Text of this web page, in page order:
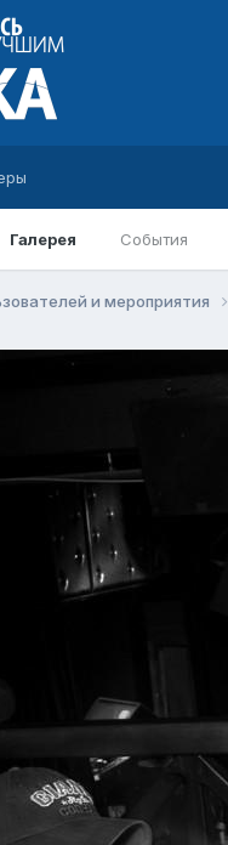
Галерея События
и мероприятия